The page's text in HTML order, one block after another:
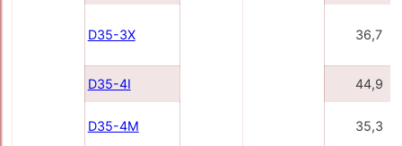
D35-3X 36,7
D35-4I 44,9
D35-4M 35,3